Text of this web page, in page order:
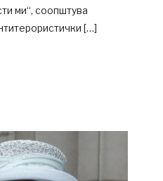
ми“, соопштува
[…]